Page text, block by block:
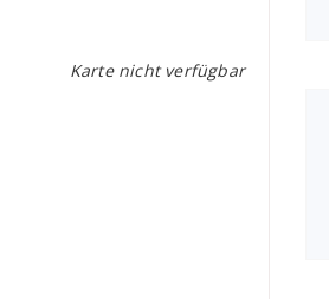
Karte nicht verfügbar